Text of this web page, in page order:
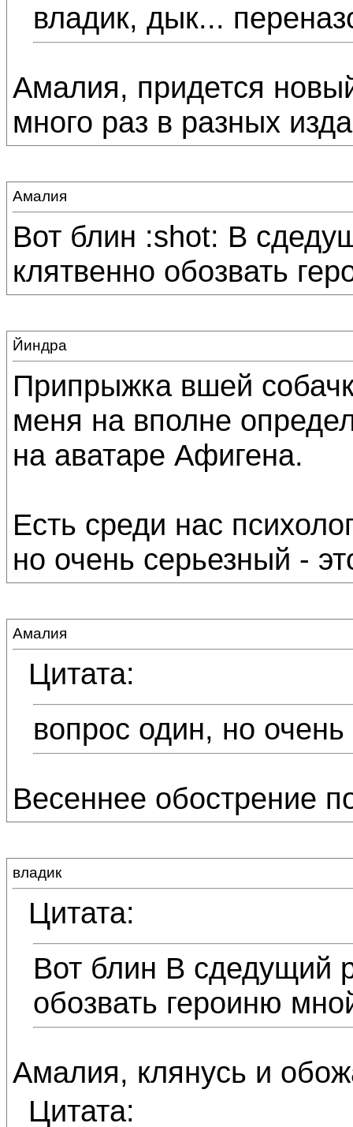
владик, дык...
Амалия, придется
много раз в разных
Амалия
Вот блин :shot: В
клятвенно обозвать
Йиндра
Припрыжка вшей
меня на вполне
на аватаре Афигена.
Есть среди нас
но очень серьезный -
Амалия
Цитата:
вопрос один, но
Весеннее обострение
владик
Цитата:
Вот блин В сдедущий
обозвать героиню
Амалия, клянусь и
Цитата: